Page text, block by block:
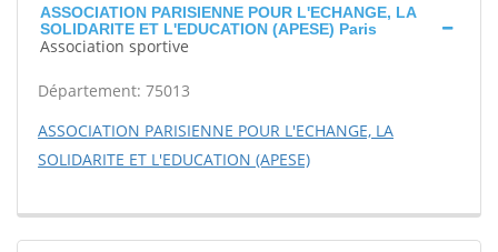
ASSOCIATION PARISIENNE POUR L'ECHANGE, LA
SOLIDARITE ET L'EDUCATION (APESE) Paris
Association sportive
Département: 75013
ASSOCIATION PARISIENNE POUR L'ECHANGE, LA
SOLIDARITE ET L'EDUCATION (APESE)